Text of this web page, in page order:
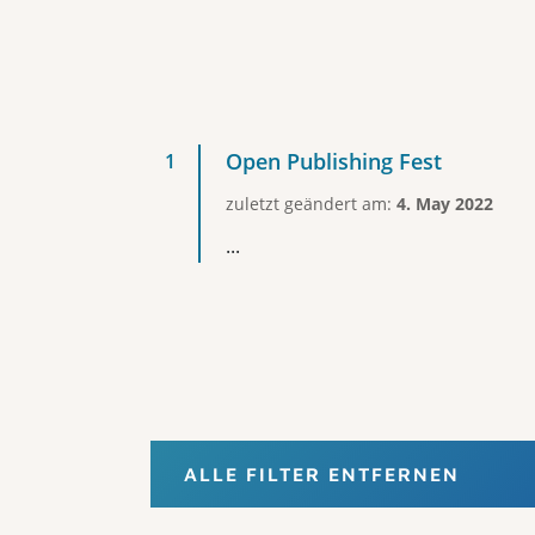
Open Publishing Fest
zuletzt geändert am: 4. May 2022
...
ALLE FILTER ENTFERNEN